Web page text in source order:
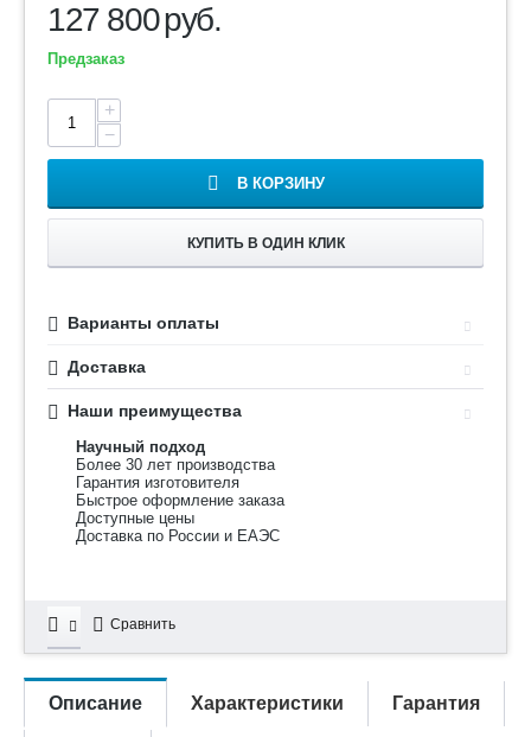
127 800руб.
Предзаказ
+
−
В КОРЗИНУ
КУПИТЬ В ОДИН КЛИК
Варианты оплаты
Доставка
Наши преимущества
Научный подход
Более 30 лет производства
Гарантия изготовителя
Быстрое оформление заказа
Доступные цены
Доставка по России и ЕАЭС
Сравнить
Описание Характеристики Гарантия